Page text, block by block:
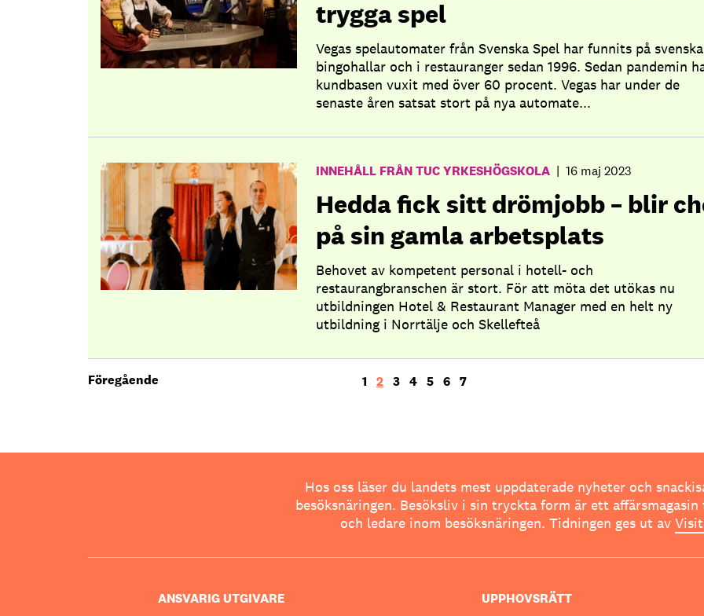
trygga spel
Vegas spelautomater från Svenska Spel har funnits på svenska
bingohallar och i restauranger sedan 1996. Sedan pandemin
kundbasen vuxit med över 60 procent. Vegas har under de
senaste åren satsat stort på nya automate...
INNEHÅLL FRÅN TUC YRKESHÖGSKOLA | 16 maj 2023
Hedda fick sitt drömjobb – blir
på sin gamla arbetsplats
Behovet av kompetent personal i hotell- och
restaurangbranschen är stort. För att möta det utökas nu
utbildningen Hotel & Restaurant Manager med en helt ny
utbildning i Norrtälje och Skellefteå
Föregående 1 2 3 4 5 6 7
Hos oss läser du landets mest uppdaterade nyheter och
besöksnäringen. Besöksliv i sin tryckta form är ett affärsmagasin
och ledare inom besöksnäringen. Tidningen ges ut av
ANSVARIG UTGIVARE UPPHOVSRÄTT